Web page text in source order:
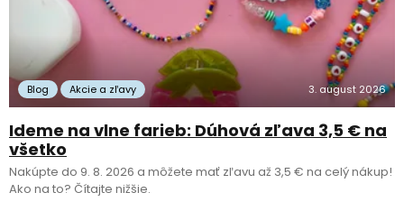
Blog Akcie a zľavy 3. august 2026
Ideme na vlne farieb: Dúhová zľava 3,5 € na
všetko
Nakúpte do 9. 8. 2026 a môžete mať zľavu až 3,5 € na celý nákup!
Ako na to? Čítajte nižšie.